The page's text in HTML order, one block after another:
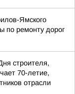
Ямского
по ремонту дорог
строителя,
70-летие,
отрасли